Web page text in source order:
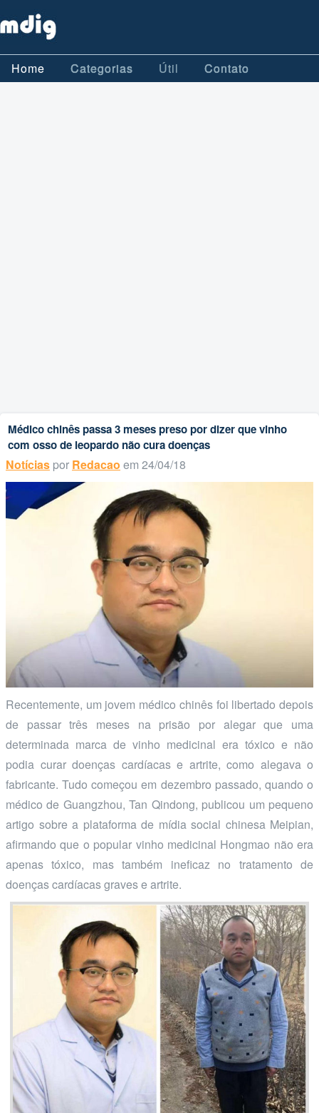
Home Categorias Útil Contato
Médico chinês passa 3 meses preso por dizer que vinho
com osso de leopardo não cura doenças
Notícias por Redacao em 24/04/18
Recentemente, um jovem médico chinês foi libertado depois
de passar três meses na prisão por alegar que uma
determinada marca de vinho medicinal era tóxico e não
podia curar doenças cardíacas e artrite, como alegava o
fabricante. Tudo começou em dezembro passado, quando o
médico de Guangzhou, Tan Qindong, publicou um pequeno
artigo sobre a plataforma de mídia social chinesa Meipian,
afirmando que o popular vinho medicinal Hongmao não era
apenas tóxico, mas também ineficaz no tratamento de
doenças cardíacas graves e artrite.